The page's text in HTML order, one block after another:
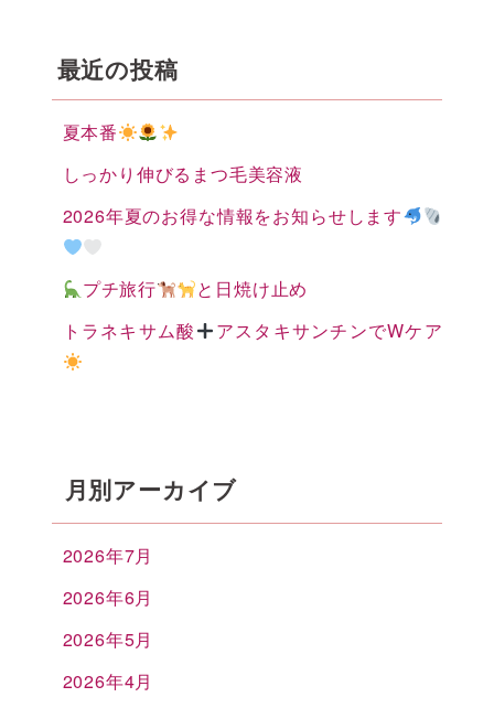
最近の投稿
夏本番
しっかり伸びるまつ毛美容液
2026年夏のお得な情報をお知らせします
プチ旅行
と日焼け止め
トラネキサム酸
アスタキサンチンでWケア
月別アーカイブ
2026年7月
2026年6月
2026年5月
2026年4月